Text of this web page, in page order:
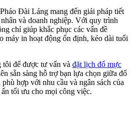
Đài Láng mang đến giải pháp tiết
và doanh nghiệp. Với quy trình
chỉ giúp khắc phục các vấn đề
máy in hoạt động ổn định, kéo dài tuổi
để được tư vấn và đặt lịch đổ mực
sẵn sàng hỗ trợ bạn lựa chọn giữa đổ
hợp với nhu cầu và ngân sách của
tối ưu cho mọi công việc.